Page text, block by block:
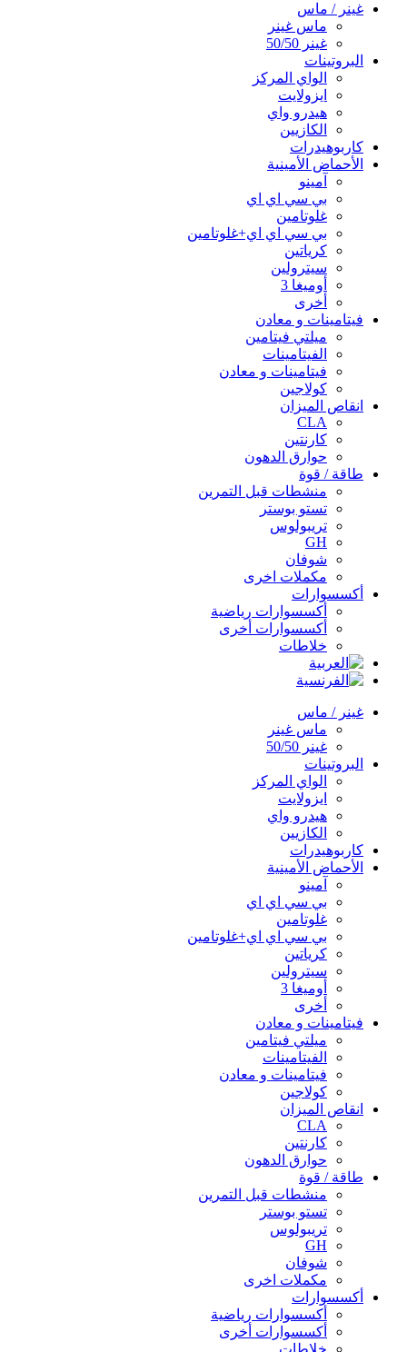
غينر / ماس
ماس غينر
غينر 50/50
البروتينات
الواي المركز
ايزولايت
هيدرو واي
الكازيين
كاربوهيدرات
الأحماض الأمينية
آمينو
بي سي اي اي
غلوتامين
بي سي اي اي+غلوتامين
كرياتين
سيترولين
أوميغا 3
أخرى
فيتامينات و معادن
ميلتي فيتامين
الفيتامينات
فيتامينات و معادن
كولاجين
انقاص الميزان
CLA
كارنتين
حوارق الدهون
طاقة / قوة
منشطات قبل التمرين
تستو بوستر
تريبولوس
GH
شوفان
مكملات اخرى
أكسسوارات
أكسسوارات رياضية
أكسسوارات أخرى
خلاطات
غينر / ماس
ماس غينر
غينر 50/50
البروتينات
الواي المركز
ايزولايت
هيدرو واي
الكازيين
كاربوهيدرات
الأحماض الأمينية
آمينو
بي سي اي اي
غلوتامين
بي سي اي اي+غلوتامين
كرياتين
سيترولين
أوميغا 3
أخرى
فيتامينات و معادن
ميلتي فيتامين
الفيتامينات
فيتامينات و معادن
كولاجين
انقاص الميزان
CLA
كارنتين
حوارق الدهون
طاقة / قوة
منشطات قبل التمرين
تستو بوستر
تريبولوس
GH
شوفان
مكملات اخرى
أكسسوارات
أكسسوارات رياضية
أكسسوارات أخرى